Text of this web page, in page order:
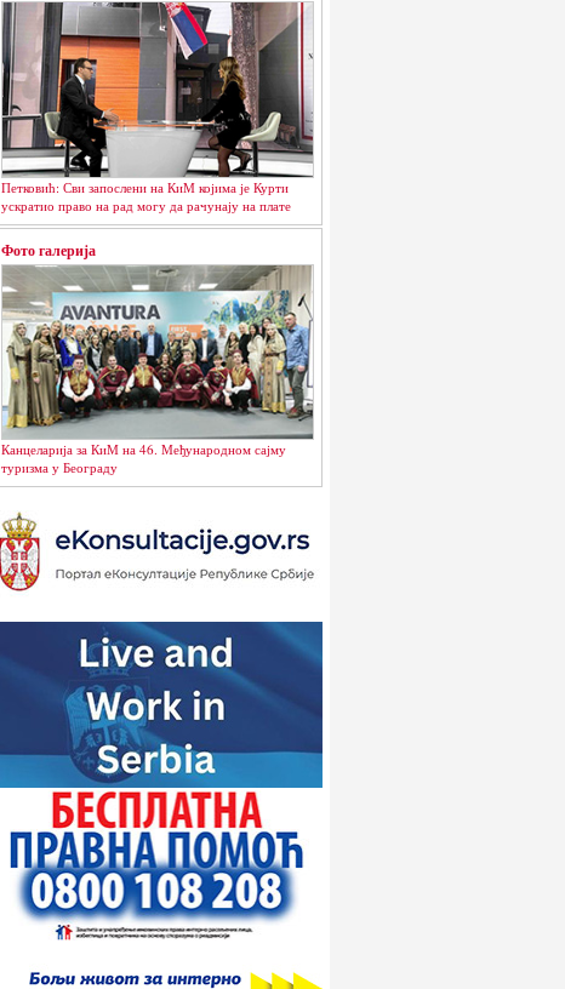
Петковић: Сви запослени на КиМ којима је Курти
ускратио право на рад могу да рачунају на плате
Фото галерија
Канцеларија за КиМ на 46. Међународном сајму
туризма у Београду